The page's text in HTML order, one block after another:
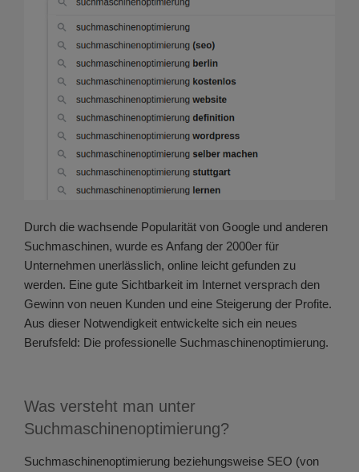
Durch die wachsende Popularität von Google und anderen
Suchmaschinen, wurde es Anfang der 2000er für
Unternehmen unerlässlich, online leicht gefunden zu
werden. Eine gute Sichtbarkeit im Internet versprach den
Gewinn von neuen Kunden und eine Steigerung der Profite.
Aus dieser Notwendigkeit entwickelte sich ein neues
Berufsfeld: Die professionelle Suchmaschinenoptimierung.
Was versteht man unter
Suchmaschinenoptimierung?
Suchmaschinenoptimierung beziehungsweise SEO (von